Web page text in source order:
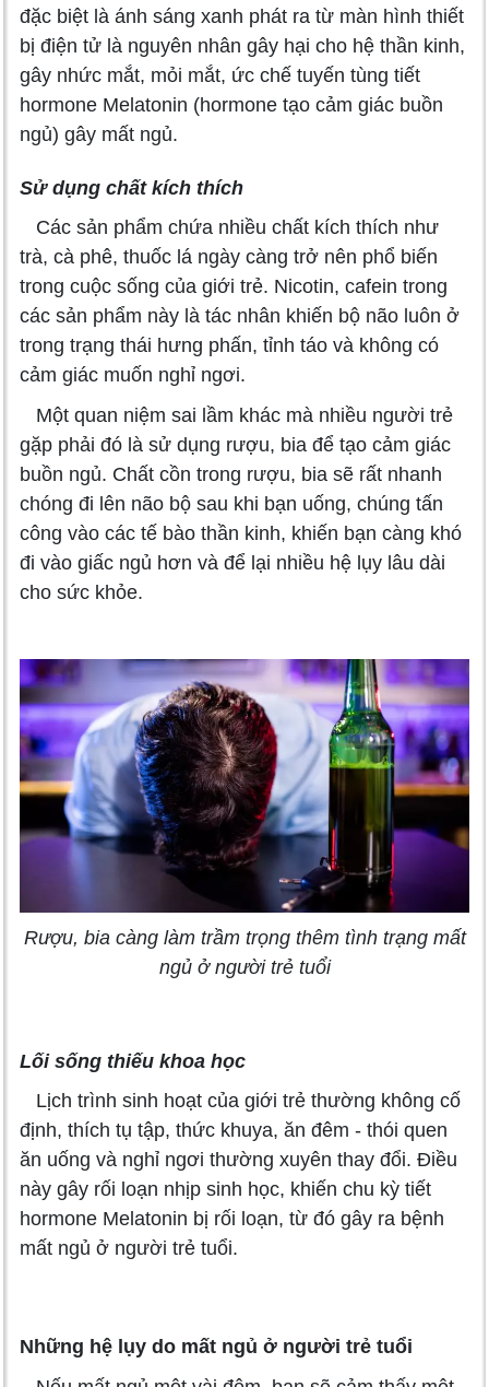
đặc biệt là ánh sáng xanh phát ra từ màn hình thiết
bị điện tử là nguyên nhân gây hại cho hệ thần kinh,
gây nhức mắt, mỏi mắt, ức chế tuyến tùng tiết
hormone Melatonin (hormone tạo cảm giác buồn
ngủ) gây mất ngủ.
Sử dụng chất kích thích
Các sản phẩm chứa nhiều chất kích thích như
trà, cà phê, thuốc lá ngày càng trở nên phổ biến
trong cuộc sống của giới trẻ. Nicotin, cafein trong
các sản phẩm này là tác nhân khiến bộ não luôn ở
trong trạng thái hưng phấn, tỉnh táo và không có
cảm giác muốn nghỉ ngơi.
Một quan niệm sai lầm khác mà nhiều người trẻ
gặp phải đó là sử dụng rượu, bia để tạo cảm giác
buồn ngủ. Chất cồn trong rượu, bia sẽ rất nhanh
chóng đi lên não bộ sau khi bạn uống, chúng tấn
công vào các tế bào thần kinh, khiến bạn càng khó
đi vào giấc ngủ hơn và để lại nhiều hệ lụy lâu dài
cho sức khỏe.
Rượu, bia càng làm trầm trọng thêm tình trạng mất
ngủ ở người trẻ tuổi
Lối sống thiếu khoa học
Lịch trình sinh hoạt của giới trẻ thường không cố
định, thích tụ tập, thức khuya, ăn đêm - thói quen
ăn uống và nghỉ ngơi thường xuyên thay đổi. Điều
này gây rối loạn nhịp sinh học, khiến chu kỳ tiết
hormone Melatonin bị rối loạn, từ đó gây ra bệnh
mất ngủ ở người trẻ tuổi.
Những hệ lụy do mất ngủ ở người trẻ tuổi